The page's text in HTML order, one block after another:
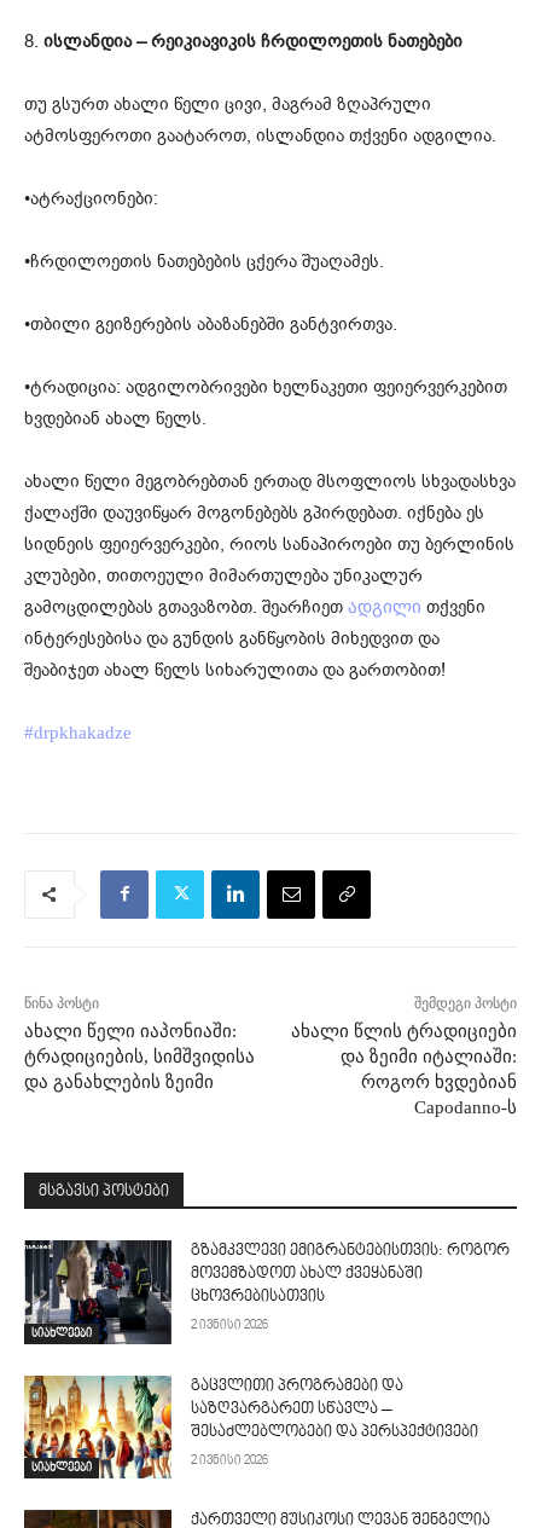
8. ისლანდია – რეიკიავიკის ჩრდილოეთის ნათებები
თუ გსურთ ახალი წელი ცივი, მაგრამ ზღაპრული
ატმოსფეროთი გაატაროთ, ისლანდია თქვენი ადგილია.
•ატრაქციონები:
•ჩრდილოეთის ნათებების ცქერა შუაღამეს.
•თბილი გეიზერების აბაზანებში განტვირთვა.
•ტრადიცია: ადგილობრივები ხელნაკეთი ფეიერვერკებით
ხვდებიან ახალ წელს.
ახალი წელი მეგობრებთან ერთად მსოფლიოს სხვადასხვა
ქალაქში დაუვიწყარ მოგონებებს გპირდებათ. იქნება ეს
სიდნეის ფეიერვერკები, რიოს სანაპიროები თუ ბერლინის
კლუბები, თითოეული მიმართულება უნიკალურ
გამოცდილებას გთავაზობთ. შეარჩიეთ ადგილი თქვენი
ინტერესებისა და გუნდის განწყობის მიხედვით და
შეაბიჯეთ ახალ წელს სიხარულითა და გართობით!
#drpkhakadze
წინა პოსტი
ახალი წელი იაპონიაში:
ტრადიციების, სიმშვიდისა
და განახლების ზეიმი
შემდეგი პოსტი
ახალი წლის ტრადიციები
და ზეიმი იტალიაში:
როგორ ხვდებიან
Capodanno-ს
მსგავსი პოსტები
სიახლეები
გზამკვლევი ემიგრანტებისთვის: როგორ
მოვემზადოთ ახალ ქვეყანაში
ცხოვრებისათვის
2 ივნისი 2026
სიახლეები
გაცვლითი პროგრამები და
საზღვარგარეთ სწავლა –
შესაძლებლობები და პერსპექტივები
2 ივნისი 2026
ქართველი მუსიკოსი ლევან შენგელია